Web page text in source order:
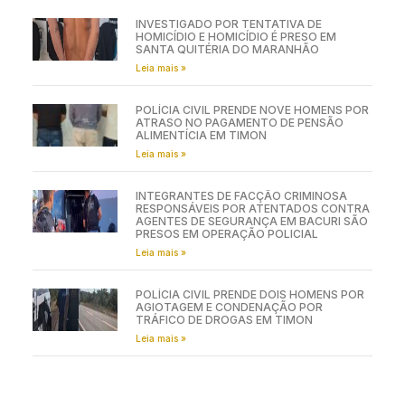
INVESTIGADO POR TENTATIVA DE
HOMICÍDIO E HOMICÍDIO É PRESO EM
SANTA QUITÉRIA DO MARANHÃO
Leia mais »
POLÍCIA CIVIL PRENDE NOVE HOMENS POR
ATRASO NO PAGAMENTO DE PENSÃO
ALIMENTÍCIA EM TIMON
Leia mais »
INTEGRANTES DE FACÇÃO CRIMINOSA
RESPONSÁVEIS POR ATENTADOS CONTRA
AGENTES DE SEGURANÇA EM BACURI SÃO
PRESOS EM OPERAÇÃO POLICIAL
Leia mais »
POLÍCIA CIVIL PRENDE DOIS HOMENS POR
AGIOTAGEM E CONDENAÇÃO POR
TRÁFICO DE DROGAS EM TIMON
Leia mais »